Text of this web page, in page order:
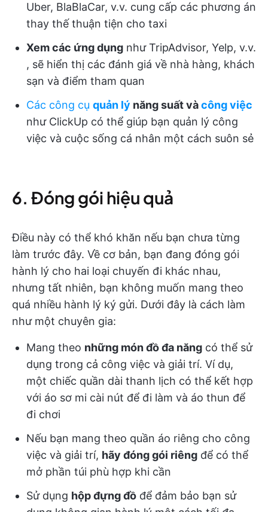
Uber, BlaBlaCar, v.v. cung cấp các phương án
thay thế thuận tiện cho taxi
Xem các ứng dụng như TripAdvisor, Yelp, v.v.
, sẽ hiển thị các đánh giá về nhà hàng, khách
sạn và điểm tham quan
Các công cụ quản lý năng suất vàcông việc
như ClickUp có thể giúp bạn quản lý công
việc và cuộc sống cá nhân một cách suôn sẻ
6. Đóng gói hiệu quả
Điều này có thể khó khăn nếu bạn chưa từng
làm trước đây. Về cơ bản, bạn đang đóng gói
hành lý cho hai loại chuyến đi khác nhau,
nhưng tất nhiên, bạn không muốn mang theo
quá nhiều hành lý ký gửi. Dưới đây là cách làm
như một chuyên gia:
Mang theo những món đồ đa năng có thể sử
dụng trong cả công việc và giải trí. Ví dụ,
một chiếc quần dài thanh lịch có thể kết hợp
với áo sơ mi cài nút để đi làm và áo thun để
đi chơi
Nếu bạn mang theo quần áo riêng cho công
việc và giải trí, hãy đóng gói riêng để có thể
mở phần túi phù hợp khi cần
Sử dụng hộp đựng đồ để đảm bảo bạn sử